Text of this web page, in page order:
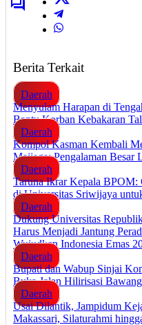
Berita Terkait
Daerah
Menyulam Harapan di
Bantu Korban Kebakaran
Daerah
Kompol Kasman Kembali
Majjaga: Pengalaman
Daerah
Taruna Ikrar Kepala BPOM:
di Universitas Sriwijaya
Daerah
Dukung Universitas
Harus Menjadi Jantung
Wujudkan Indonesia Emas
Daerah
Bupati dan Wabup Sinjai
Buka Jalan Hilirisasi Bawang
Daerah
Usai Dilantik, Jampidum
Makassari, Silaturahmi